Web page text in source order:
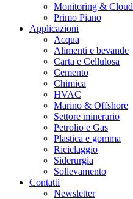
Monitoring & Cloud
Primo Piano
Applicazioni
Acqua
Alimenti e bevande
Carta e Cellulosa
Cemento
Chimica
HVAC
Marino & Offshore
Settore minerario
Petrolio e Gas
Plastica e gomma
Riciclaggio
Siderurgia
Sollevamento
Contatti
Newsletter